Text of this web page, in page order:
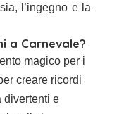
l’ingegno e la
a Carnevale?
magico per i
creare ricordi
divertenti e